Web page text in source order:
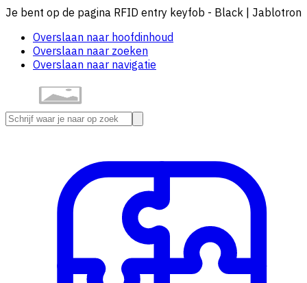
Je bent op de pagina RFID entry keyfob - Black | Jablotron
Overslaan naar hoofdinhoud
Overslaan naar zoeken
Overslaan naar navigatie